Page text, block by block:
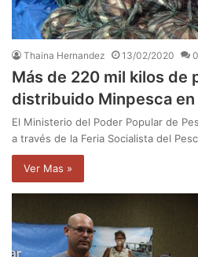
Thaina Hernandez 13/02/2020 0
Más de 220 mil kilos de
distribuido Minpesca
El Ministerio del Poder Popular de
a través de la Feria Socialista del
Ver Mas »